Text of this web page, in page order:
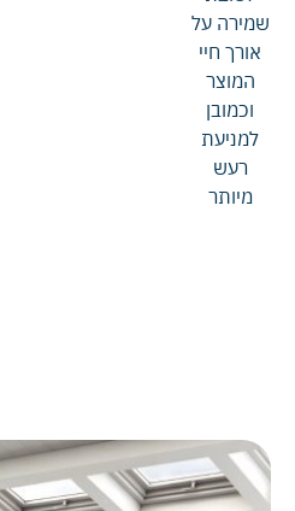
שמירה על
אורך חיי
המוצר
וכמובן
למניעת
רעש
מיותר